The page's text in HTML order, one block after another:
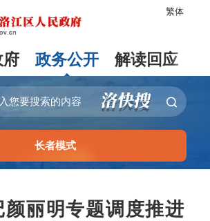
繁体
府 政务公开 解读回应
长者模式
颜丽明专题调度推进